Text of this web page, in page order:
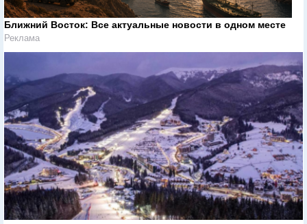
Ближний Восток: Все актуальные новости в одном месте
Реклама